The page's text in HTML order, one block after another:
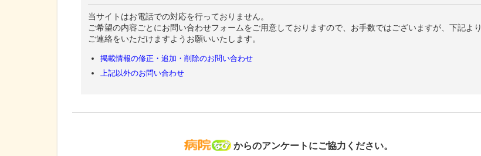
当サイトはお電話での対応を行っておりません。
ご希望の内容ごとにお問い合わせフォームをご用意しておりますので、お手数ではございますが、下記より
ご連絡をいただけますようお願いいたします。
掲載情報の修正・追加・削除のお問い合わせ
上記以外のお問い合わせ
病院なび
からのアンケートにご協力ください。